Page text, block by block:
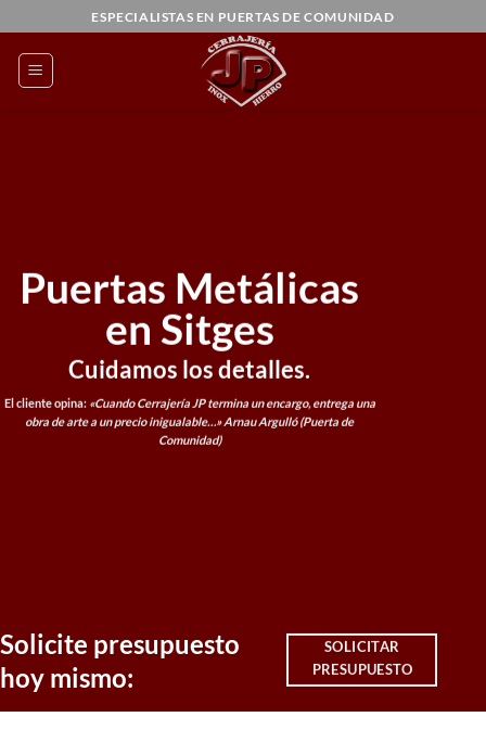
al
contenido
ESPECIALISTAS EN PUERTAS DE COMUNIDAD
Puertas Metálicas
en Sitges
Cuidamos los detalles.
El cliente opina: «Cuando Cerrajería JP termina un encargo, entrega una
obra de arte a un precio inigualable…»Arnau Argulló (Puerta de
Comunidad)
Solicite presupuesto
hoy mismo:
SOLICITAR
PRESUPUESTO